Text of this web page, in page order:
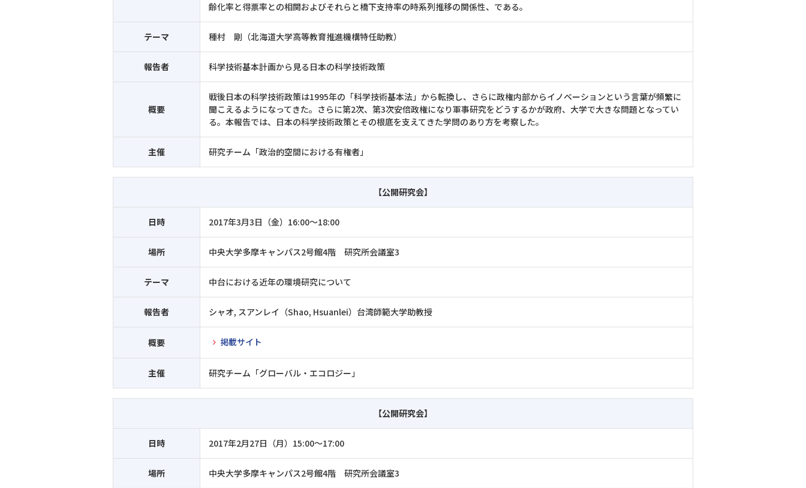
齢化率と得票率との相関およびそれらと橋下支持率の時系列推移の関係性、である。
テーマ 種村 剛（北海道大学高等教育推進機構特任助教）
報告者 科学技術基本計画から見る日本の科学技術政策
概要
戦後日本の科学技術政策は1995年の「科学技術基本法」から転換し、さらに政権内部からイノベーションという言葉が頻繁に
聞こえるようになってきた。さらに第2次、第3次安倍政権になり軍事研究をどうするかが政府、大学で大きな問題となってい
る。本報告では、日本の科学技術政策とその根底を支えてきた学問のあり方を考察した。
主催 研究チーム「政治的空間における有権者」
【公開研究会】
日時 2017年3月3日（金）16:00～18:00
場所 中央大学多摩キャンパス2号館4階 研究所会議室3
テーマ 中台における近年の環境研究について
報告者 シャオ, スアンレイ（Shao, Hsuanlei）台湾師範大学助教授
概要 掲載サイト
主催 研究チーム「グローバル・エコロジー」
【公開研究会】
日時 2017年2月27日（月）15:00～17:00
場所 中央大学多摩キャンパス2号館4階 研究所会議室3